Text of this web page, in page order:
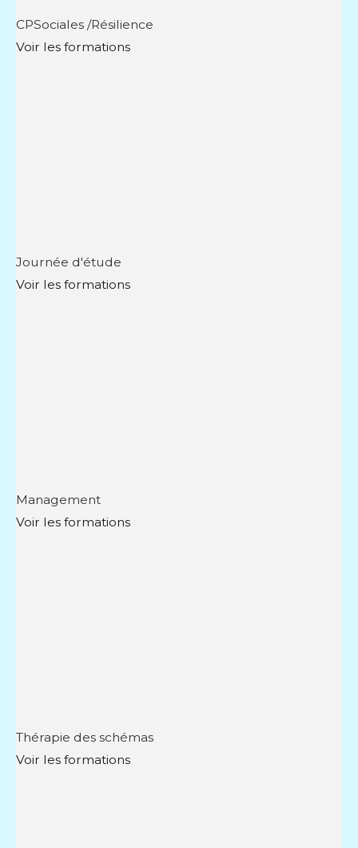
CPSociales /Résilience
Voir les formations
Journée d'étude
Voir les formations
Management
Voir les formations
Thérapie des schémas
Voir les formations